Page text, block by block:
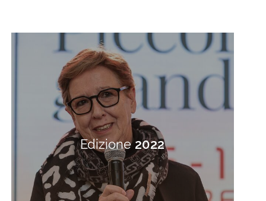
Edizione2022